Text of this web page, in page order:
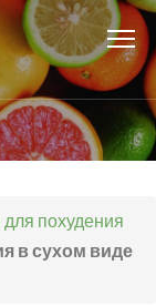
похудения
в сухом виде